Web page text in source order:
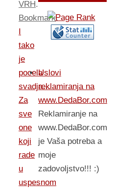
VRH.
Bookmark.
tako
je
pocela
svadja…
Za
sve
one
koji
rade
u
uspesnom
Uslovi
reklamiranja na
www.DedaBor.com
Reklamiranje na
www.DedaBor.com
je Vaša potreba a
moje
zadovoljstvo!!! :)